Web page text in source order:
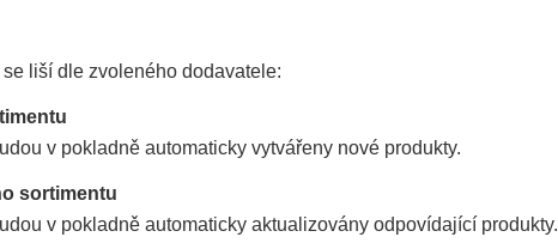
liší dle zvoleného dodavatele:
v pokladně automaticky vytvářeny nové produkty.
sortimentu
v pokladně automaticky aktualizovány odpovídající produkty.